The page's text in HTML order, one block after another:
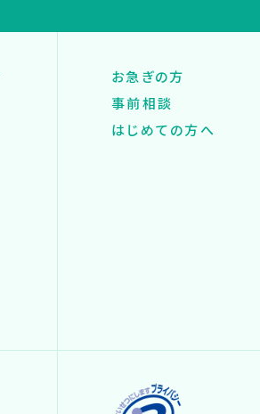
お急ぎの方
事前相談
はじめての方へ